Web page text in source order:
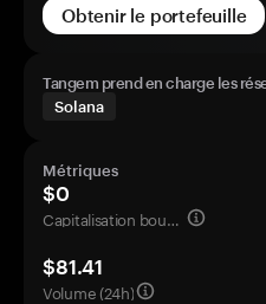
Obtenir le portefeuille
Tangem prend en charge les
Solana
Métriques
$0
Capitalisation boursière
$81.41
Volume (24h)